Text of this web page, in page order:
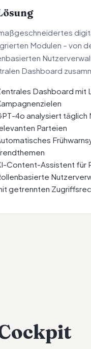
Modulen – von
Dashboard
Dashboard mit
4o analysiert täglich
Parteien
Content-Assistent für
getrennten